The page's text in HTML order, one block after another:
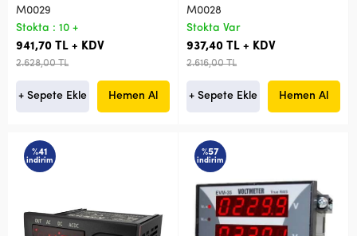
M0029
Stokta : 10 +
941,70 TL + KDV
2.628,00 TL
+ Sepete Ekle Hemen Al
M0028
Stokta Var
937,40 TL + KDV
2.616,00 TL
+ Sepete Ekle Hemen Al
%41
indirim
%57
indirim